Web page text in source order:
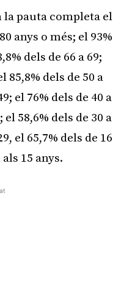
la pauta completa el
anys o més; el 93%
dels de 66 a 69;
85,8% dels de 50 a
el 76% dels de 40 a
el 58,6% dels de 30 a
el 65,7% dels de 16
als 15 anys.